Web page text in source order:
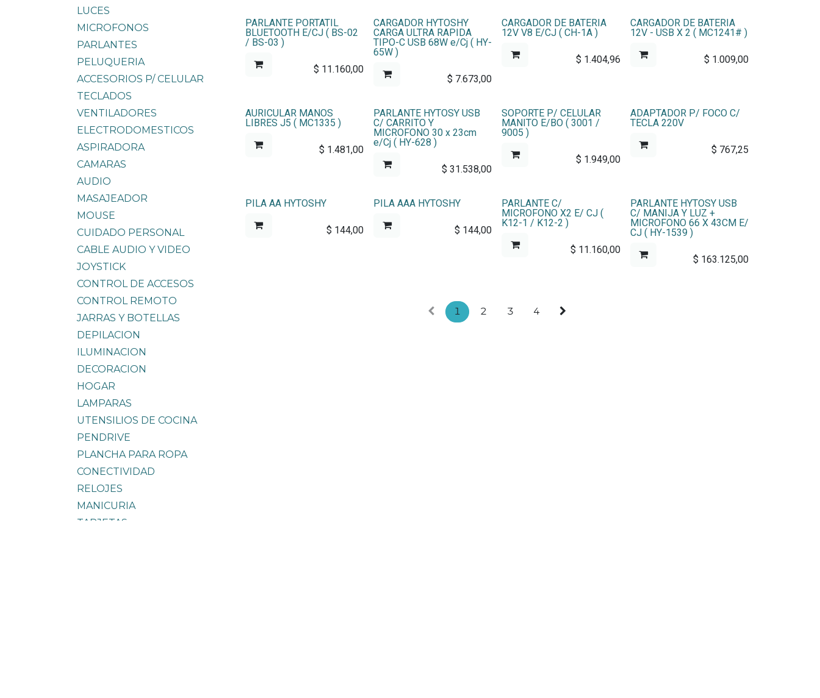
LUCES
MICROFONOS
PARLANTES
PELUQUERIA
ACCESORIOS P/ CELULAR
TECLADOS
VENTILADORES
ELECTRODOMESTICOS
ASPIRADORA
CAMARAS
AUDIO
MASAJEADOR
MOUSE
CUIDADO PERSONAL
CABLE AUDIO Y VIDEO
JOYSTICK
CONTROL DE ACCESOS
CONTROL REMOTO
JARRAS Y BOTELLAS
DEPILACION
ILUMINACION
DECORACION
HOGAR
LAMPARAS
UTENSILIOS DE COCINA
PENDRIVE
PLANCHA PARA ROPA
CONECTIVIDAD
RELOJES
MANICURIA
TARJETAS
PARLANTE PORTATIL
BLUETOOTH E/CJ ( BS-02
/ BS-03 )
$ 11.160,00
CARGADOR HYTOSHY
CARGA ULTRA RAPIDA
TIPO-C USB 68W e/Cj ( HY-
65W )
$ 7.673,00
CARGADOR DE BATERIA
12V V8 E/CJ ( CH-1A )
$ 1.404,96
CARGADOR DE BATERIA
12V - USB X 2 ( MC1241# )
$ 1.009,00
AURICULAR MANOS
LIBRES J5 ( MC1335 )
$ 1.481,00
PARLANTE HYTOSY USB
C/ CARRITO Y
MICROFONO 30 x 23cm
e/Cj ( HY-628 )
$31.538,00
SOPORTE P/ CELULAR
MANITO E/BO ( 3001 /
9005 )
$ 1.949,00
ADAPTADOR P/ FOCO C/
TECLA 220V
$ 767,25
PILA AA HYTOSHY
$ 144,00
PILA AAA HYTOSHY
$ 144,00
PARLANTE C/
MICROFONO X2 E/ CJ (
K12-1 / K12-2 )
$ 11.160,00
PARLANTE HYTOSY USB
C/ MANIJA Y LUZ +
MICROFONO 66 X 43CM E/
CJ ( HY-1539 )
$ 163.125,00
1 2 3 4